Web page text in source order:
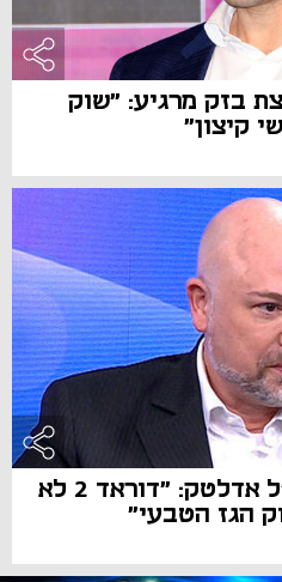
בזק מרגיע: "שוק
קיצון"
ניב סבר, משנה למנכ"ל אדלטק: "דוראד 2 לא
הגז הטבעי"